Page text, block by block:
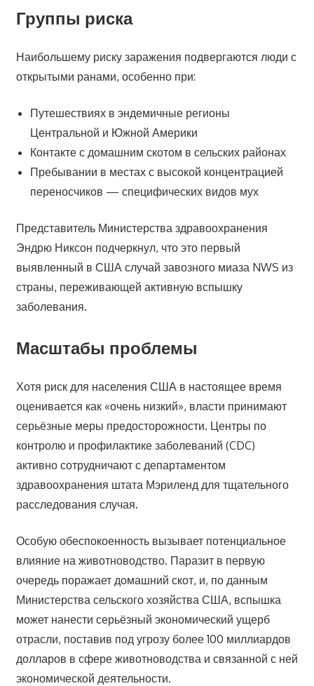
Группы риска
Наибольшему риску заражения подвергаются люди с
открытыми ранами, особенно при:
Путешествиях в эндемичные регионы
Центральной и Южной Америки
Контакте с домашним скотом в сельских районах
Пребывании в местах с высокой концентрацией
переносчиков — специфических видов мух
Представитель Министерства здравоохранения
Эндрю Никсон подчеркнул, что это первый
выявленный в США случай завозного миаза NWS из
страны, переживающей активную вспышку
заболевания.
Масштабы проблемы
Хотя риск для населения США в настоящее время
оценивается как «очень низкий», власти принимают
серьёзные меры предосторожности. Центры по
контролю и профилактике заболеваний (CDC)
активно сотрудничают с департаментом
здравоохранения штата Мэриленд для тщательного
расследования случая.
Особую обеспокоенность вызывает потенциальное
влияние на животноводство. Паразит в первую
очередь поражает домашний скот, и, по данным
Министерства сельского хозяйства США, вспышка
может нанести серьёзный экономический ущерб
отрасли, поставив под угрозу более 100 миллиардов
долларов в сфере животноводства и связанной с ней
экономической деятельности.